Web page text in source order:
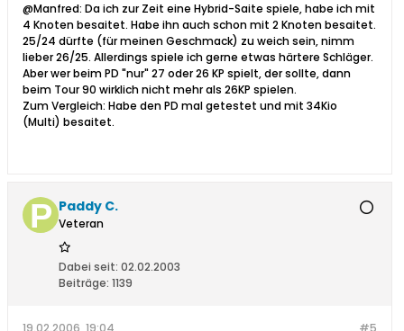
@Manfred: Da ich zur Zeit eine Hybrid-Saite spiele, habe ich mit
4 Knoten besaitet. Habe ihn auch schon mit 2 Knoten besaitet.
25/24 dürfte (für meinen Geschmack) zu weich sein, nimm
lieber 26/25. Allerdings spiele ich gerne etwas härtere Schläger.
Aber wer beim PD "nur" 27 oder 26 KP spielt, der sollte, dann
beim Tour 90 wirklich nicht mehr als 26KP spielen.
Zum Vergleich: Habe den PD mal getestet und mit 34Kio
(Multi) besaitet.
Paddy C.
Veteran
Dabei seit: 02.02.2003
Beiträge: 1139